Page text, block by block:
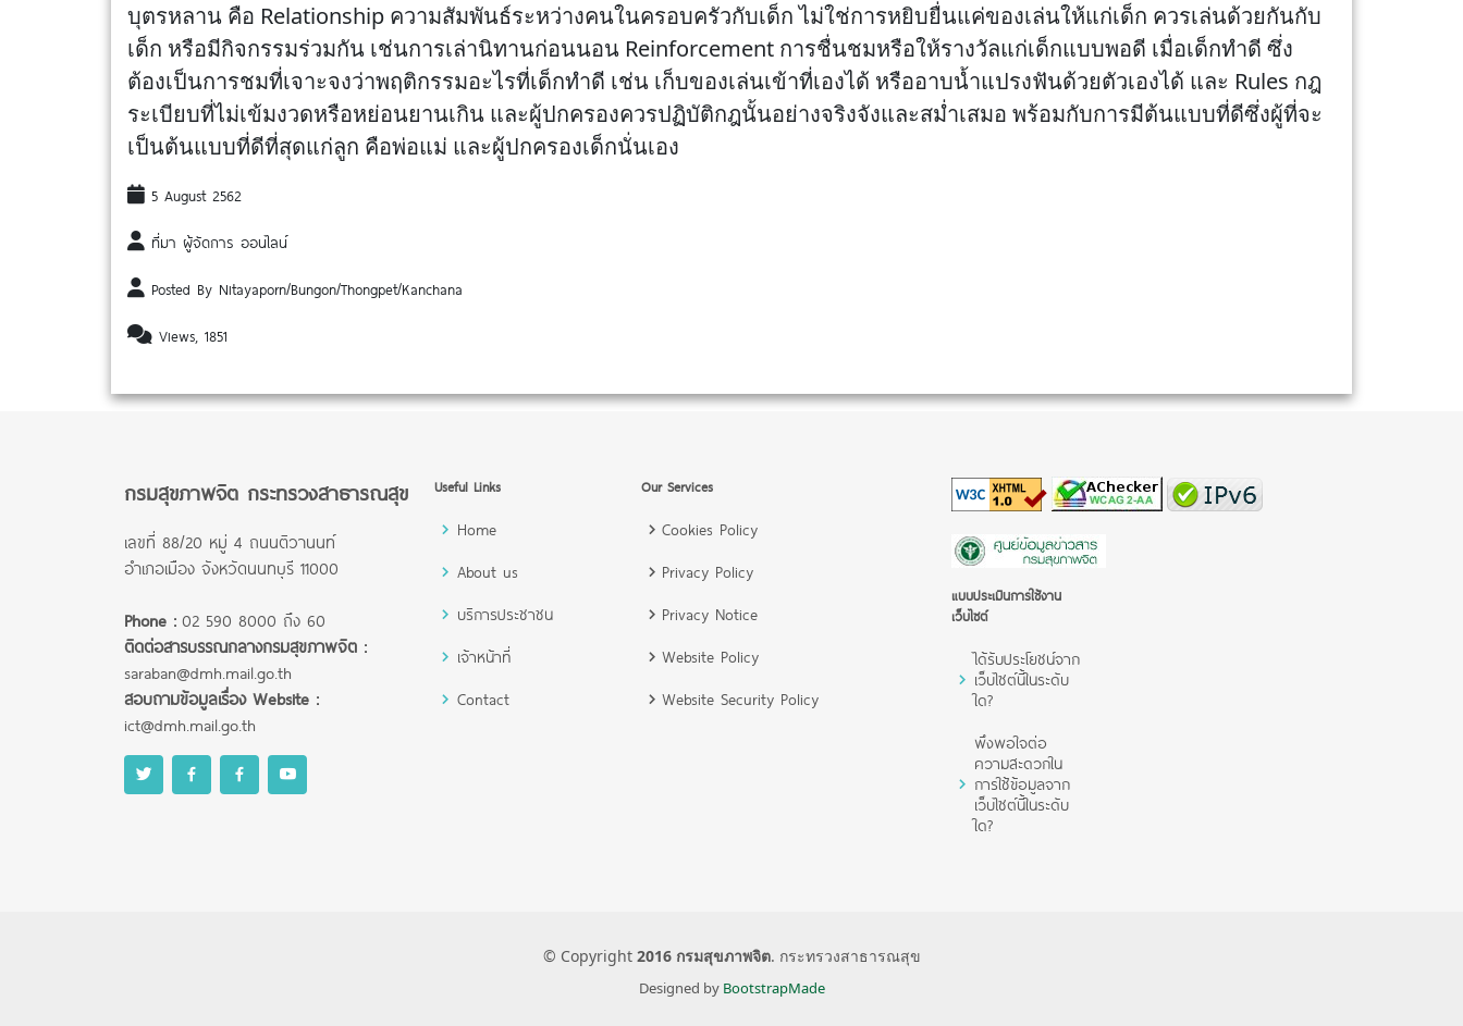
บุตรหลาน คือ Relationship ความสัมพันธ์ระหว่างคนในครอบครัวกับเด็ก ไม่ใช่การหยิบยื่นแค่ของเล่นให้แก่เด็ก ควรเล่นด้วยกันกับ
เด็ก หรือมีกิจกรรมร่วมกัน เช่นการเล่านิทานก่อนนอน Reinforcement การชื่นชมหรือให้รางวัลแก่เด็กแบบพอดี เมื่อเด็กทำดี ซึ่ง
ต้องเป็นการชมที่เจาะจงว่าพฤติกรรมอะไรที่เด็กทำดี เช่น เก็บของเล่นเข้าที่เองได้ หรืออาบน้ำแปรงฟันด้วยตัวเองได้ และ Rules กฎ
ระเบียบที่ไม่เข้มงวดหรือหย่อนยานเกิน และผู้ปกครองควรปฏิบัติกฎนั้นอย่างจริงจังและสม่ำเสมอ พร้อมกับการมีต้นแบบที่ดีซึ่งผู้ที่จะ
เป็นต้นแบบที่ดีที่สุดแก่ลูก คือพ่อแม่ และผู้ปกครองเด็กนั่นเอง
5 August 2562
ที่มา ผู้จัดการ ออนไลน์
Posted By Nitayaporn/Bungon/Thongpet/Kanchana
Views, 1851
กรมสุขภาพจิต กระทรวงสาธารณสุข
เลขที่ 88/20 หมู่ 4 ถนนติวานนท์
อำเภอเมือง จังหวัดนนทบุรี 11000
Phone :02 590 8000 ถึง 60
ติดต่อสารบรรณกลางกรมสุขภาพจิต :
saraban@dmh.mail.go.th
สอบถามข้อมูลเรื่อง Website :
ict@dmh.mail.go.th
Useful Links
Home
About us
บริการประชาชน
เจ้าหน้าที่
Contact
Our Services
Cookies Policy
Privacy Policy
Privacy Notice
Website Policy
Website Security Policy
แบบประเมินการใช้งาน
เว็บไซต์
ได้รับประโยชน์จาก
เว็บไซต์นี้ในระดับ
ใด?
พึงพอใจต่อ
ความสะดวกใน
การใช้ข้อมูลจาก
เว็บไซต์นี้ในระดับ
ใด?
© Copyright 2016 กรมสุขภาพจิต. กระทรวงสาธารณสุข
Designed by BootstrapMade